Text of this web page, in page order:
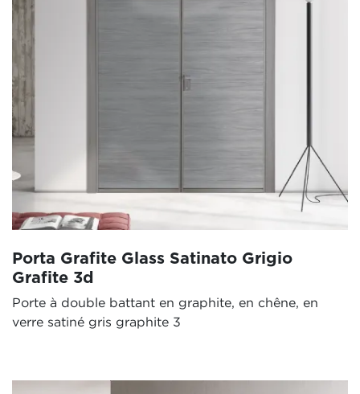
Porta Grafite Glass Satinato Grigio
Grafite 3d
Porte à double battant en graphite, en chêne, en
verre satiné gris graphite 3